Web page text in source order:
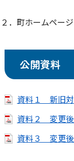
２．町ホームペー
公開資料
資料１ 新旧対
資料２ 変更後
資料３ 変更後